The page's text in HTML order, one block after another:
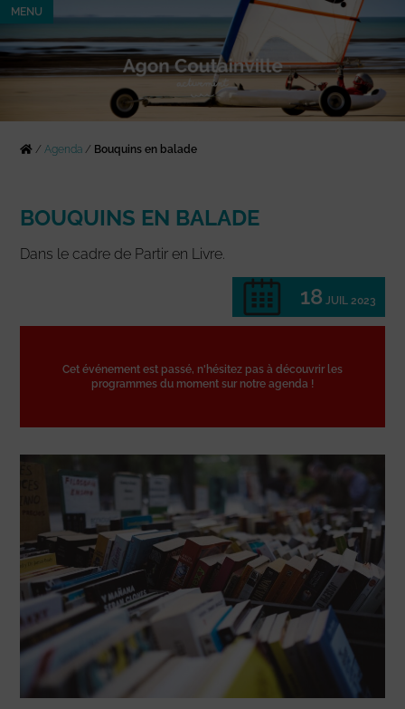
MENU
/Agenda / Bouquins en balade
BOUQUINS EN BALADE
Dans le cadre de Partir en Livre.
18 JUIL 2023
Cet événement est passé, n'hésitez pas à découvrir les
programmes du moment sur notre agenda !